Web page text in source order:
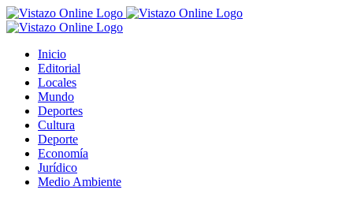
Saltar
al
Inicio
Editorial
Locales
Mundo
Deportes
Cultura
Deporte
Economía
Jurídico
Medio Ambiente